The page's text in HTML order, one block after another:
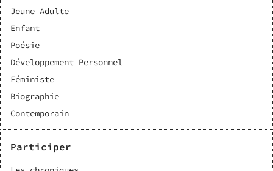
Jeune Adulte
Enfant
Poésie
Développement Personnel
Féministe
Biographie
Contemporain
Participer